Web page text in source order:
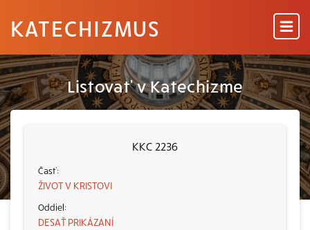
KATECHIZMUS
Listovať v Katechizme
KKC 2236
ŽIVOT V KRISTOVI
DESAŤ PRIKÁZANÍ